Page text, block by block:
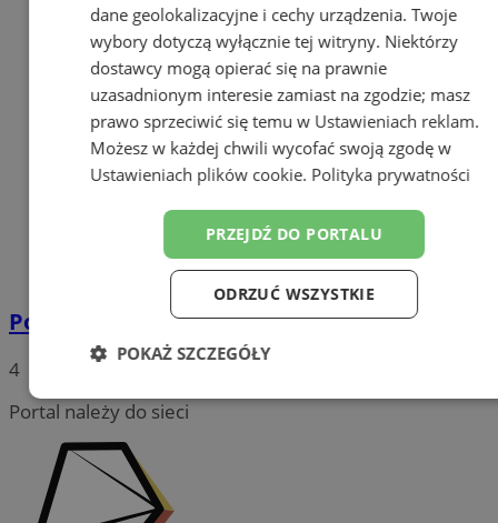
Poznajcie łaziski Klub Skata MDK BOLKO!
4
Portal należy do sieci
dane geolokalizacyjne i cechy urządzenia. Twoje
wybory dotyczą wyłącznie tej witryny. Niektórzy
dostawcy mogą opierać się na prawnie
uzasadnionym interesie zamiast na zgodzie; masz
prawo sprzeciwić się temu w Ustawieniach reklam.
Możesz w każdej chwili wycofać swoją zgodę w
Ustawieniach plików cookie. Polityka prywatności
PRZEJDŹ DO PORTALU
ODRZUĆ WSZYSTKIE
POKAŻ SZCZEGÓŁY
Niezbędne Wydajność Targetowanie
Funkcjonalność